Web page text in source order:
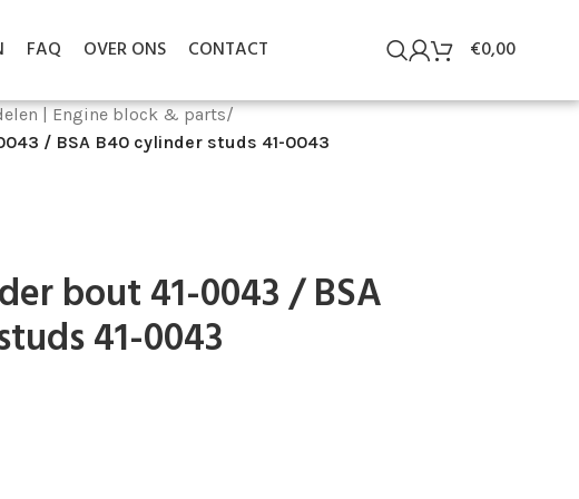
FAQ OVER ONS CONTACT €0,00
| Engine block & parts/
/ BSA B40 cylinder studs 41-0043
bout 41-0043 / BSA
41-0043